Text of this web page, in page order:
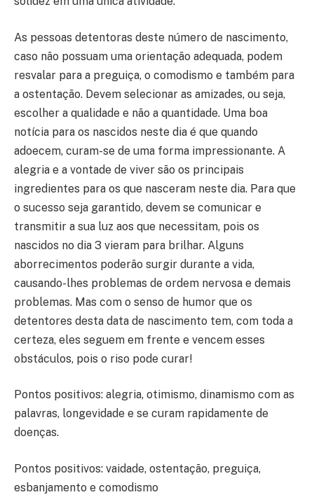
As pessoas detentoras deste número de nascimento,
caso não possuam uma orientação adequada, podem
resvalar para a preguiça, o comodismo e também para
a ostentação. Devem selecionar as amizades, ou seja,
escolher a qualidade e não a quantidade. Uma boa
notícia para os nascidos neste dia é que quando
adoecem, curam-se de uma forma impressionante. A
alegria e a vontade de viver são os principais
ingredientes para os que nasceram neste dia. Para que
o sucesso seja garantido, devem se comunicar e
transmitir a sua luz aos que necessitam, pois os
nascidos no dia 3 vieram para brilhar. Alguns
aborrecimentos poderão surgir durante a vida,
causando-lhes problemas de ordem nervosa e demais
problemas. Mas com o senso de humor que os
detentores desta data de nascimento tem, com toda a
certeza, eles seguem em frente e vencem esses
obstáculos, pois o riso pode curar!
Pontos positivos: alegria, otimismo, dinamismo com as
palavras, longevidade e se curam rapidamente de
doenças.
Pontos positivos: vaidade, ostentação, preguiça,
esbanjamento e comodismo